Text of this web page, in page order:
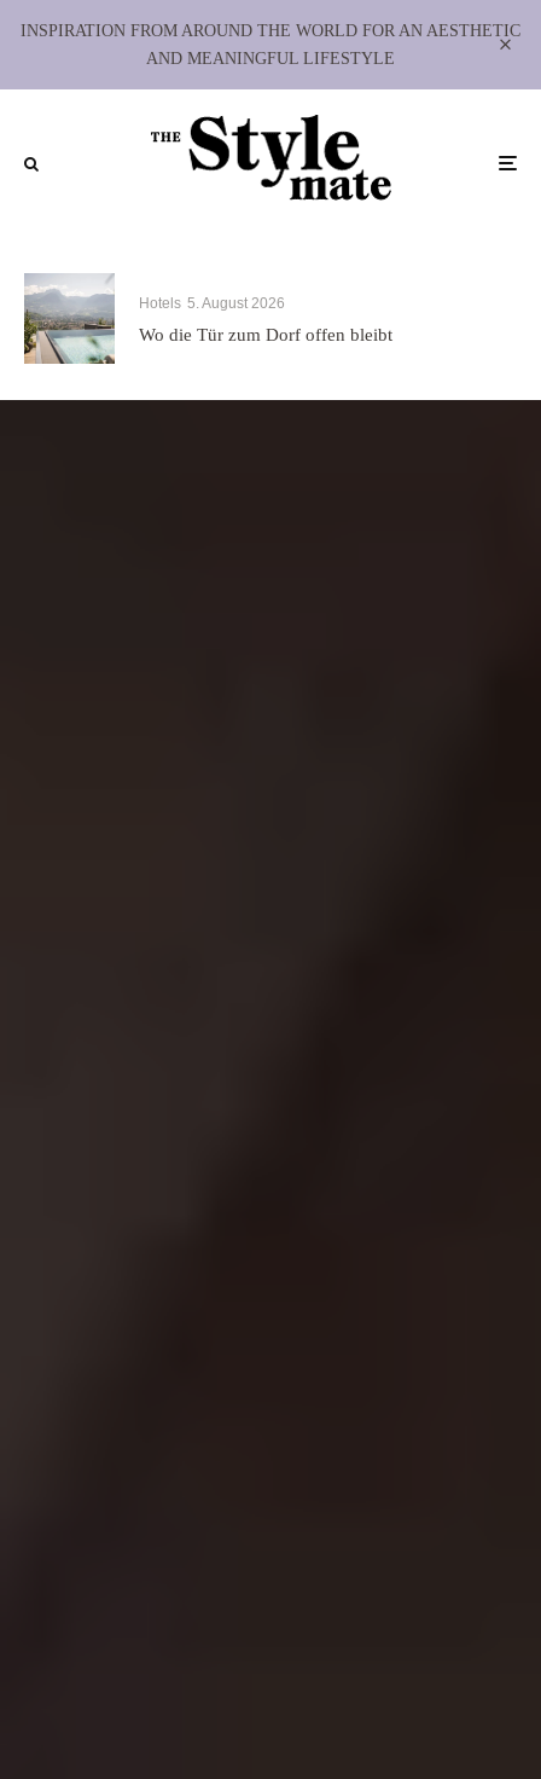
INSPIRATION FROM AROUND THE WORLD FOR AN AESTHETIC
AND MEANINGFUL LIFESTYLE
Hotels 5. August 2026
Wo die Tür zum Dorf offen bleibt